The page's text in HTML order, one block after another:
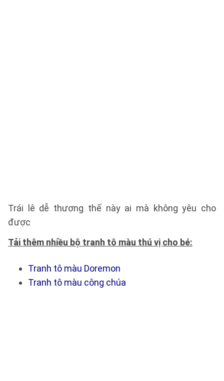
Trái lê dễ thương thế này ai mà không yêu cho
được
Tải thêm nhiều bộ tranh tô màu thú vị cho bé:
Tranh tô màu Doremon
Tranh tô màu công chúa